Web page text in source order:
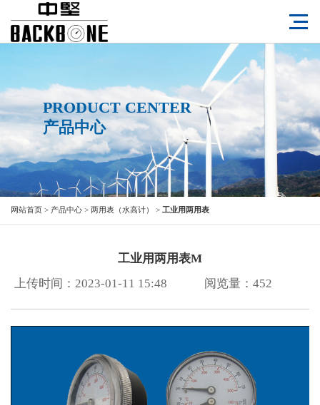
PRODUCT CENTER
产品中心
网站首页> 产品中心> 两用表（水高计） > 工业用两用表
工业用两用表M
上传时间：2023-01-11 15:48
阅览量： 452